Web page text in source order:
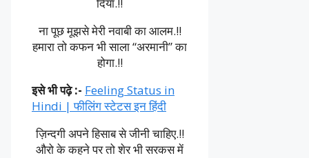
ना पूछ मूझसे मेरी नवाबी का आलम.!!
हमारा तो कफन भी साला “अरमानी” का
होगा.!!
इसे भी पढ़े :- Feeling Status in
Hindi | फीलिंग स्टेटस इन हिंदी
ज़िन्दगी अपने हिसाब से जीनी चाहिए.!!
औरो के कहने पर तो शेर भी सरकस में